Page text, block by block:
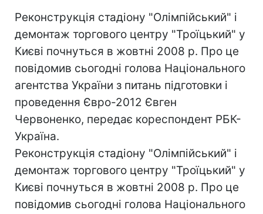
Реконструкція стадіону "Олімпійський" і
демонтаж торгового центру "Троїцький" у
Києві почнуться в жовтні 2008 р. Про це
повідомив сьогодні голова Національного
агентства України з питань підготовки і
проведення Євро-2012 Євген
Червоненко, передає кореспондент РБК-
Україна.
Реконструкція стадіону "Олімпійський" і
демонтаж торгового центру "Троїцький" у
Києві почнуться в жовтні 2008 р. Про це
повідомив сьогодні голова Національного